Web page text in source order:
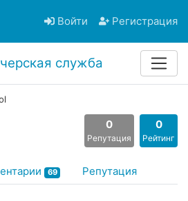
Войти Регистрация
служба
0
Репутация
0
Рейтинг
69 Репутация